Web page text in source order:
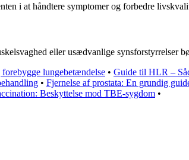
i at håndtere symptomer og forbedre
eller usædvanlige synsforstyrrelser
lungebetændelse • Guide til HLR –
• Fjernelse af prostata: En grundig
Beskyttelse mod TBE-sygdom •